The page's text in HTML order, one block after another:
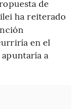
de
ha reiterado
en el
a